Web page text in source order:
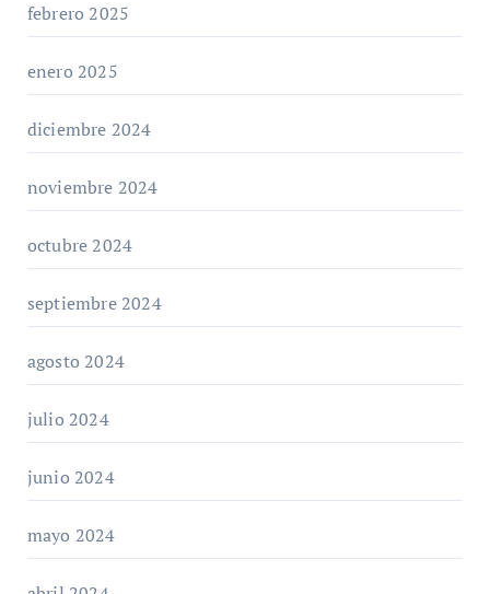
febrero 2025
enero 2025
diciembre 2024
noviembre 2024
octubre 2024
septiembre 2024
agosto 2024
julio 2024
junio 2024
mayo 2024